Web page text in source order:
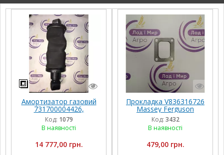
Амортизатор газовий
731700004426,
G931502200120,
G931502200100, Massey
Ferguson
Код: 1079
В наявності
14 777,00 грн.
Прокладка V836316726
Massey Ferguson
Код: 3432
В наявності
479,00 грн.